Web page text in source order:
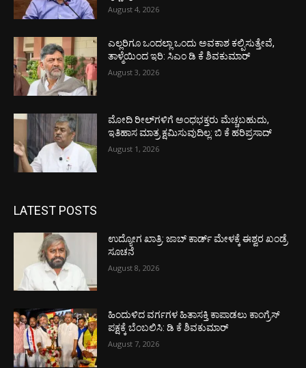
August 4, 2026
ಎಲ್ಲರಿಗೂ ಒಂದಲ್ಲಾ ಒಂದು ಅವಕಾಶ ಕಲ್ಪಿಸುತ್ತೇವೆ,
ತಾಳ್ಮೆಯಿಂದ ಇರಿ: ಸಿಎಂ ಡಿ ಕೆ ಶಿವಕುಮಾರ್
August 3, 2026
ಮೋದಿ ರೀಲ್‌ಗಳಿಗೆ ಅಂಧಭಕ್ತರು ಮೆಚ್ಚಬಹುದು,
ಇತಿಹಾಸ ಮಾತ್ರ ಕ್ಷಮಿಸುವುದಿಲ್ಲ: ಬಿ ಕೆ ಹರಿಪ್ರಸಾದ್
August 1, 2026
LATEST POSTS
ಉದ್ಯೋಗ ಖಾತ್ರಿ: ಜಾಬ್ ಕಾರ್ಡ್ ಮೇಳಕ್ಕೆ ಈಶ್ವರ ಖಂಡ್ರೆ
ಸೂಚನೆ
August 8, 2026
ಹಿಂದುಳಿದ ವರ್ಗಗಳ ಹಿತಾಸಕ್ತಿ ಕಾಪಾಡಲು ಕಾಂಗ್ರೆಸ್
ಪಕ್ಷಕ್ಕೆ ಬೆಂಬಲಿಸಿ: ಡಿ ಕೆ ಶಿವಕುಮಾರ್
August 7, 2026